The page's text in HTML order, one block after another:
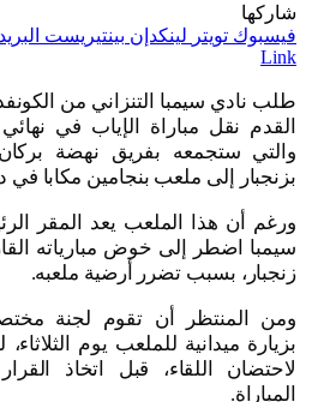
شاركها
فيسبوك تويتر لينكدإن بينتيريست
Link
طلب نادي سيمبا التنزاني من
القدم نقل مباراة الإياب في
والتي ستجمعه بفريق نهضة
بزنجبار إلى ملعب بنجامين مكابا في
ورغم أن هذا الملعب يعد المقر
سيمبا اضطر إلى خوض مبارياته
زنجبار، بسبب تضرر أرضية ملعبه.
ومن المنتظر أن تقوم لجنة
بزيارة ميدانية للملعب يوم
لاحتضان اللقاء، قبل اتخاذ
المباراة.